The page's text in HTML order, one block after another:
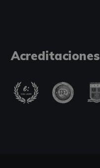
Acreditaciones